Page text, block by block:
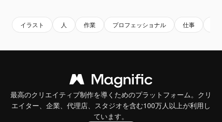
イラスト 人 作業 プロフェッショナル 仕事
最高のクリエイティブ制作を導くためのプラットフォーム。クリ
エイター、企業、代理店、スタジオを含む100万人以上が利用し
ています。